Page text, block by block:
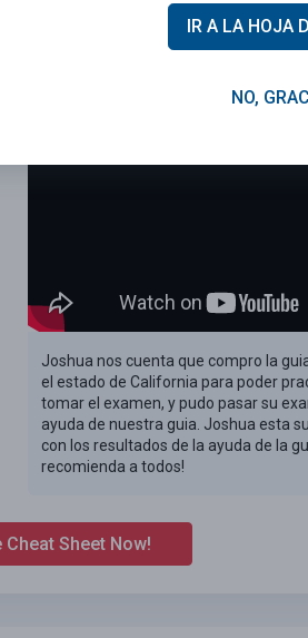
el examen del DMV de
su examen la
Joshua nos cuenta que compro la
el estado de California para poder
tomar el examen, y pudo pasar su
ayuda de nuestra guia. Joshua esta
con los resultados de la ayuda de la
recomienda a todos!
Sheet Now!
IR A LA HOJA
NO,